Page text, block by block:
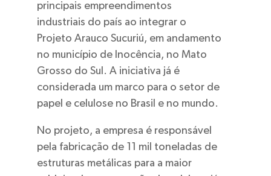
principais empreendimentos
industriais do país ao integrar o
Projeto Arauco Sucuriú, em andamento
no município de Inocência, no Mato
Grosso do Sul. A iniciativa já é
considerada um marco para o setor de
papel e celulose no Brasil e no mundo.
No projeto, a empresa é responsável
pela fabricação de 11 mil toneladas de
estruturas metálicas para a maior